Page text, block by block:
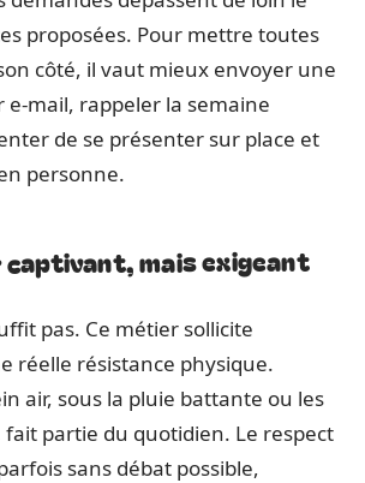
proposées. Pour mettre toutes
côté, il vaut mieux envoyer une
e-mail, rappeler la semaine
de se présenter sur place et
personne.
mais exigeant
pas. Ce métier sollicite
réelle résistance physique.
air, sous la pluie battante ou les
partie du quotidien. Le respect
sans débat possible,